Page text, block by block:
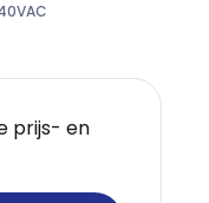
prijs- en